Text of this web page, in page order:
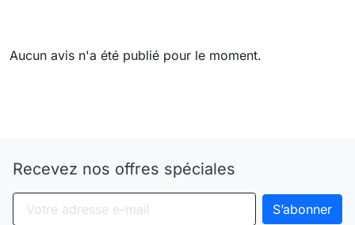
Aucun avis n'a été publié pour le moment.
Recevez nos offres spéciales